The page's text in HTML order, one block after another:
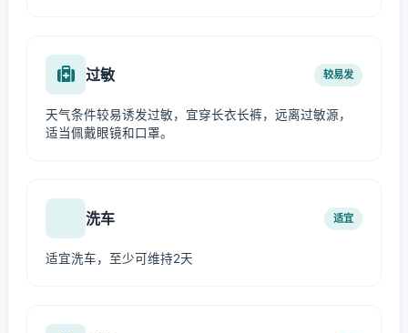
过敏 较易发
天气条件较易诱发过敏，宜穿长衣长裤，远离过敏源，
适当佩戴眼镜和口罩。
洗车 适宜
适宜洗车，至少可维持2天